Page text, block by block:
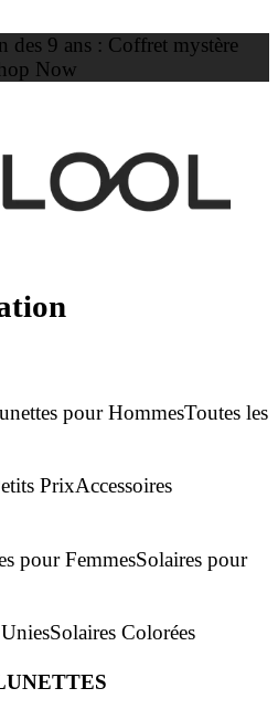
des 9 ans : Coffret mystère
Now
pour HommesToutes les
PrixAccessoires
pour FemmesSolaires pour
Solaires Colorées